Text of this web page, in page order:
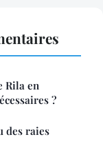
Rila en
?
des raies